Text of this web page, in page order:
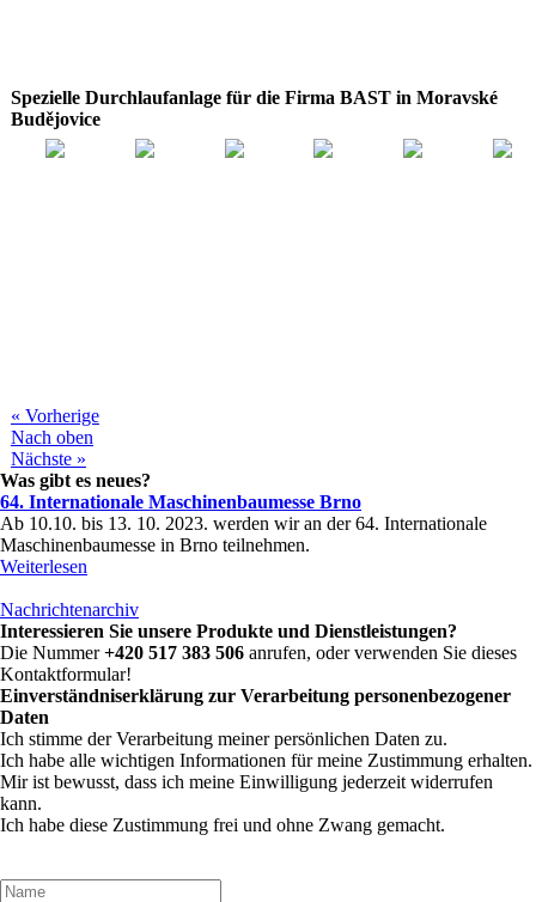
Spezielle Durchlaufanlage für die Firma BAST in Moravské
Budějovice
« Vorherige
Nach oben
Nächste »
Was gibt es neues?
64. Internationale Maschinenbaumesse Brno
Ab 10.10. bis 13. 10. 2023. werden wir an der 64. Internationale
Maschinenbaumesse in Brno teilnehmen.
Weiterlesen
Nachrichtenarchiv
Interessieren Sie unsere Produkte und Dienstleistungen?
Die Nummer+420 517 383 506 anrufen, oder verwenden Sie dieses
Kontaktformular!
Einverständniserklärung zur Verarbeitung personenbezogener
Daten
Ich stimme der Verarbeitung meiner persönlichen Daten zu.
Ich habe alle wichtigen Informationen für meine Zustimmung erhalten.
Mir ist bewusst, dass ich meine Einwilligung jederzeit widerrufen
kann.
Ich habe diese Zustimmung frei und ohne Zwang gemacht.